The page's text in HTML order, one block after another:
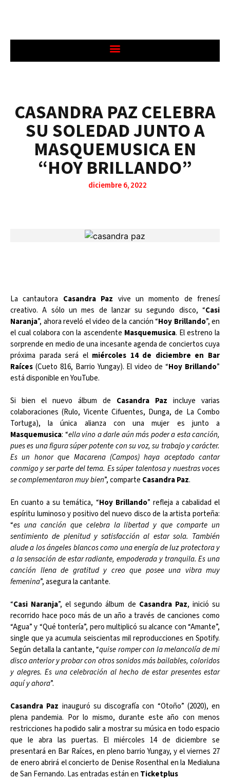
CASANDRA PAZ CELEBRA
SU SOLEDAD JUNTO A
MASQUEMUSICA EN
“HOY BRILLANDO”
diciembre 6, 2022
La cantautora Casandra Paz vive un momento de frenesí
creativo. A sólo un mes de lanzar su segundo disco, “Casi
Naranja”, ahora reveló el video de la canción “Hoy Brillando”, en
el cual colabora con la ascendente Masquemusica. El estreno la
sorprende en medio de una incesante agenda de conciertos cuya
próxima parada será el miércoles 14 de diciembre en Bar
Raíces (Cueto 816, Barrio Yungay). El video de “Hoy Brillando”
está disponible en YouTube.
Si bien el nuevo álbum de Casandra Paz incluye varias
colaboraciones (Rulo, Vicente Cifuentes, Dunga, de La Combo
Tortuga), la única alianza con una mujer es junto a
Masquemusica: “ella vino a darle aún más poder a esta canción,
pues es una figura súper potente con su voz, su trabajo y carácter.
Es un honor que Macarena (Campos) haya aceptado cantar
conmigo y ser parte del tema. Es súper talentosa y nuestras voces
se complementaron muy bien”, comparte Casandra Paz.
En cuanto a su temática, “Hoy Brillando” refleja a cabalidad el
espíritu luminoso y positivo del nuevo disco de la artista porteña:
“es una canción que celebra la libertad y que comparte un
sentimiento de plenitud y satisfacción al estar sola. También
alude a los ángeles blancos como una energía de luz protectora y
a la sensación de estar radiante, empoderada y tranquila. Es una
canción llena de gratitud y creo que posee una vibra muy
femenina”, asegura la cantante.
“Casi Naranja”, el segundo álbum de Casandra Paz, inició su
recorrido hace poco más de un año a través de canciones como
“Agua” y “Qué tontería”, pero multiplicó su alcance con “Amante”,
single que ya acumula seiscientas mil reproducciones en Spotify.
Según detalla la cantante, “quise romper con la melancolía de mi
disco anterior y probar con otros sonidos más bailables, coloridos
y alegres. Es una celebración al hecho de estar presentes estar
aquí y ahora”.
Casandra Paz inauguró su discografía con “Otoño” (2020), en
plena pandemia. Por lo mismo, durante este año con menos
restricciones ha podido salir a mostrar su música en todo espacio
que le abra las puertas. El miércoles 14 de diciembre se
presentará en Bar Raíces, en pleno barrio Yungay, y el viernes 27
de enero abrirá el concierto de Denise Rosenthal en la Medialuna
de San Fernando. Las entradas están en Ticketplus